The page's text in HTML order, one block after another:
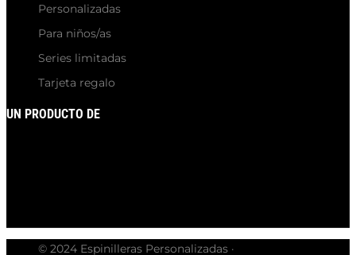
Personalizadas
Para niños/as
Series limitadas
Tarjeta regalo
UN PRODUCTO DE
© 2024 Espinilleras Personalizadas ·